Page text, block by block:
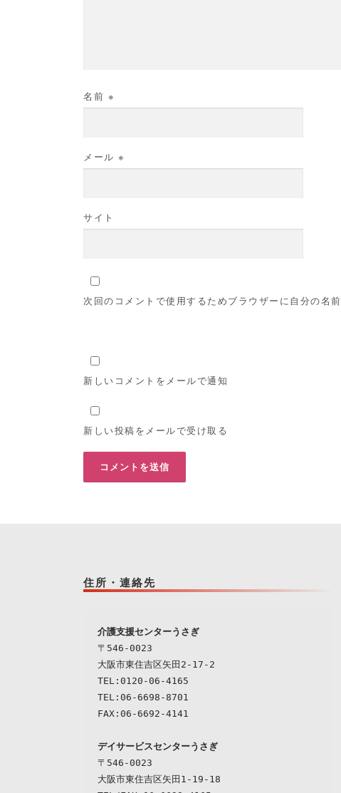
名前 ※
メール ※
サイト
次回のコメントで使用するためブラウザーに自分の名
新しいコメントをメールで通知
新しい投稿をメールで受け取る
住所・連絡先
介護支援センターうさぎ
〒546-0023
大阪市東住吉区矢田2-17-2
TEL:0120-06-4165
TEL:06-6698-8701
デイサービスセンターうさぎ
〒546-0023
大阪市東住吉区矢田1-19-18